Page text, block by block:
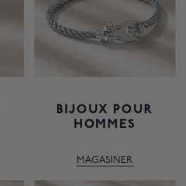
BIJOUX POUR
HOMMES
MAGASINER